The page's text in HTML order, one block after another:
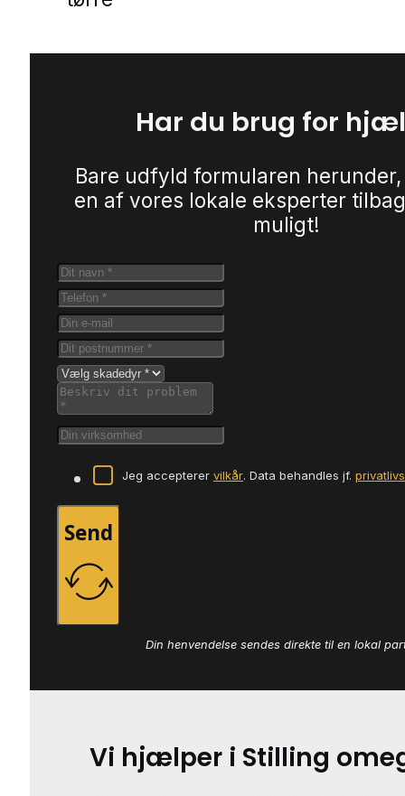
Har du brug for
Bare udfyld formularen
en af vores lokale eksperter
muligt!
Jeg accepterer vilkår. Data behandles jf.
Send
Din henvendelse sendes direkte til en lokal
Vi hjælper i Stilling